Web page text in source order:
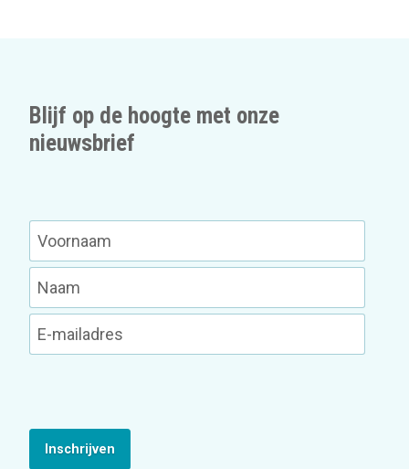
Blijf op de hoogte met onze
nieuwsbrief
Inschrijven